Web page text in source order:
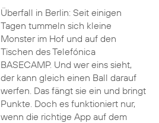
Überfall in Berlin: Seit einigen
Tagen tummeln sich kleine
Monster im Hof und auf den
Tischen des Telefónica
BASECAMP. Und wer eins sieht,
der kann gleich einen Ball darauf
werfen. Das fängt sie ein und bringt
Punkte. Doch es funktioniert nur,
wenn die richtige App auf dem